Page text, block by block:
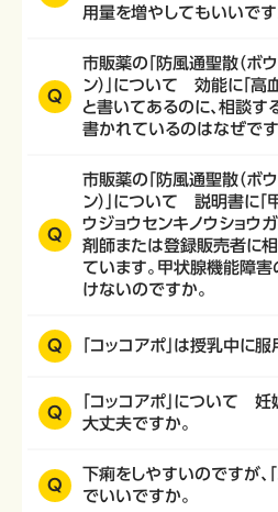
用量を増やしてもいいです
Q
市販薬の「防風通聖散（ボ
ン）」について 効能に「高
と書いてあるのに、相談す
書かれているのはなぜです
Q
市販薬の「防風通聖散（ボ
ン）」について 説明書に「
ウジョウセンキノウショウ
剤師または登録販売者に相
ています。甲状腺機能障
けないのですか。
Q 「コッコアポ」は授乳中に
Q
「コッコアポ」について
大丈夫ですか。
Q
下痢をしやすいのですが、
でいいですか。